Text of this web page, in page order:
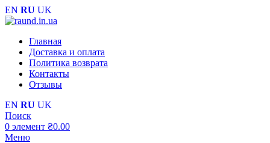
EN RU UK
Главная
Доставка и оплата
Политика возврата
Контакты
Отзывы
EN RU UK
Поиск
0 элемент ₴0.00
Меню